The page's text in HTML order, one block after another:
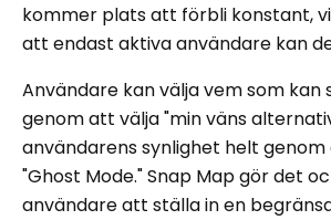
kommer plats att förbli konstant,
att endast aktiva användare kan
Användare kan välja vem som kan
genom att välja "min väns
användarens synlighet helt
"Ghost Mode." Snap Map gör det
användare att ställa in en